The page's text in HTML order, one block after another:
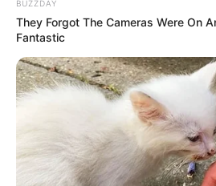
Judul: I Don’t Care / 아이돈케어
Judul lain: Aidonkeeo
Genre: Thriller, Romansa
Negara: Korea Selatan
Sutradara: –
Produser: –
BUZZDAY
They Forgot The Cameras Were On
Fantastic